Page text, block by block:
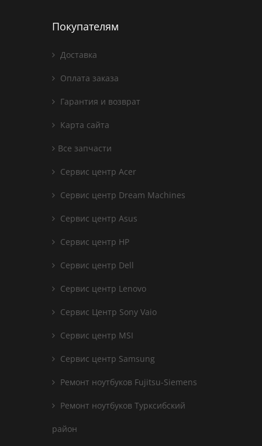
Покупателям
Доставка
Оплата заказа
Гарантия и возврат
Карта сайта
Все запчасти
Сервис центр Acer
Сервис центр Dream Machines
Сервис центр Asus
Сервис центр HP
Сервис центр Dell
Сервис центр Lenovo
Сервис Центр Sony Vaio
Сервис центр MSI
Сервис центр Samsung
Ремонт ноутбуков Fujitsu-Siemens
Ремонт ноутбуков Турксибский
район